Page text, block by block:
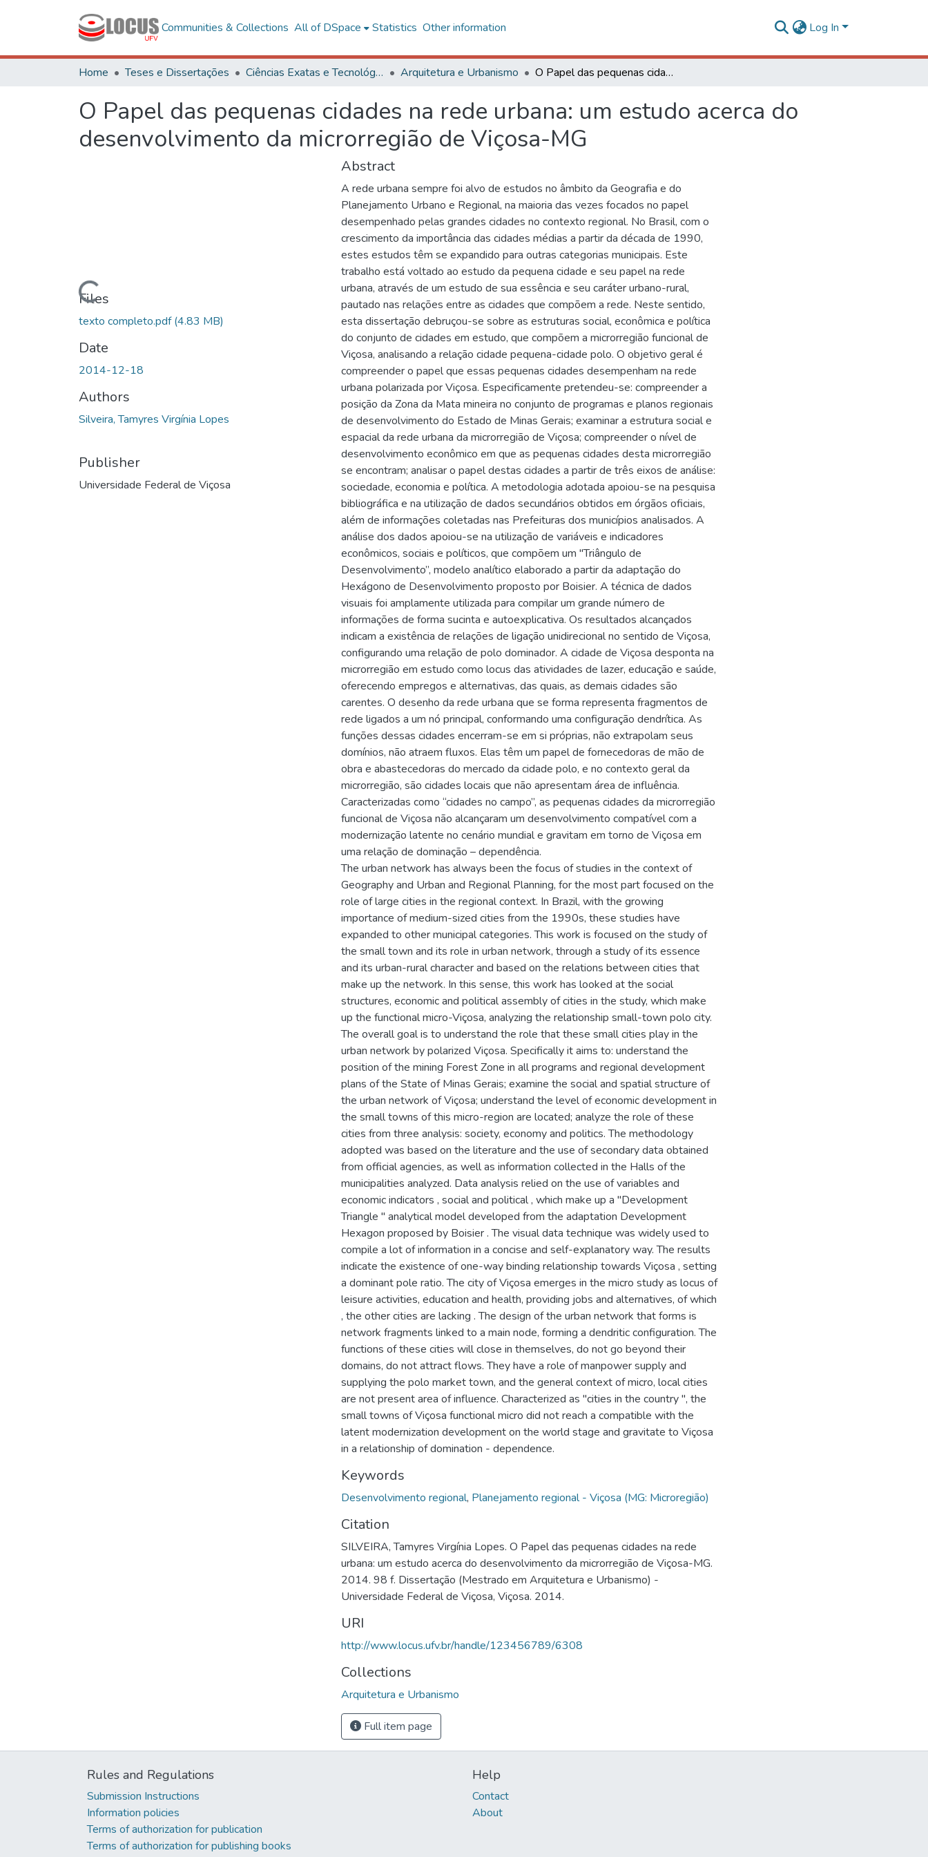
Communities & Collections All of DSpace Statistics Other information Log In
Home Teses e Dissertações Ciências Exatas e Tecnológicas Arquitetura e Urbanismo O Papel das pequenas cidades na rede urbana: um estudo acerca do desenvolvimento da microrregião de Viçosa-MG
O Papel das pequenas cidades na rede urbana: um estudo acerca do
desenvolvimento da microrregião de Viçosa-MG
Loading...
Files
texto completo.pdf(4.83 MB)
Date
2014-12-18
Authors
Silveira, Tamyres Virgínia Lopes
Publisher
Universidade Federal de Viçosa
Abstract
A rede urbana sempre foi alvo de estudos no âmbito da Geografia e do
Planejamento Urbano e Regional, na maioria das vezes focados no papel
desempenhado pelas grandes cidades no contexto regional. No Brasil, com o
crescimento da importância das cidades médias a partir da década de 1990,
estes estudos têm se expandido para outras categorias municipais. Este
trabalho está voltado ao estudo da pequena cidade e seu papel na rede
urbana, através de um estudo de sua essência e seu caráter urbano-rural,
pautado nas relações entre as cidades que compõem a rede. Neste sentido,
esta dissertação debruçou-se sobre as estruturas social, econômica e política
do conjunto de cidades em estudo, que compõem a microrregião funcional de
Viçosa, analisando a relação cidade pequena-cidade polo. O objetivo geral é
compreender o papel que essas pequenas cidades desempenham na rede
urbana polarizada por Viçosa. Especificamente pretendeu-se: compreender a
posição da Zona da Mata mineira no conjunto de programas e planos regionais
de desenvolvimento do Estado de Minas Gerais; examinar a estrutura social e
espacial da rede urbana da microrregião de Viçosa; compreender o nível de
desenvolvimento econômico em que as pequenas cidades desta microrregião
se encontram; analisar o papel destas cidades a partir de três eixos de análise:
sociedade, economia e política. A metodologia adotada apoiou-se na pesquisa
bibliográfica e na utilização de dados secundários obtidos em órgãos oficiais,
além de informações coletadas nas Prefeituras dos municípios analisados. A
análise dos dados apoiou-se na utilização de variáveis e indicadores
econômicos, sociais e políticos, que compõem um "Triângulo de
Desenvolvimento”, modelo analítico elaborado a partir da adaptação do
Hexágono de Desenvolvimento proposto por Boisier. A técnica de dados
visuais foi amplamente utilizada para compilar um grande número de
informações de forma sucinta e autoexplicativa. Os resultados alcançados
indicam a existência de relações de ligação unidirecional no sentido de Viçosa,
configurando uma relação de polo dominador. A cidade de Viçosa desponta na
microrregião em estudo como locus das atividades de lazer, educação e saúde,
oferecendo empregos e alternativas, das quais, as demais cidades são
carentes. O desenho da rede urbana que se forma representa fragmentos de
rede ligados a um nó principal, conformando uma configuração dendrítica. As
funções dessas cidades encerram-se em si próprias, não extrapolam seus
domínios, não atraem fluxos. Elas têm um papel de fornecedoras de mão de
obra e abastecedoras do mercado da cidade polo, e no contexto geral da
microrregião, são cidades locais que não apresentam área de influência.
Caracterizadas como “cidades no campo”, as pequenas cidades da microrregião
funcional de Viçosa não alcançaram um desenvolvimento compatível com a
modernização latente no cenário mundial e gravitam em torno de Viçosa em
uma relação de dominação – dependência.
The urban network has always been the focus of studies in the context of
Geography and Urban and Regional Planning, for the most part focused on the
role of large cities in the regional context. In Brazil, with the growing
importance of medium-sized cities from the 1990s, these studies have
expanded to other municipal categories. This work is focused on the study of
the small town and its role in urban network, through a study of its essence
and its urban-rural character and based on the relations between cities that
make up the network. In this sense, this work has looked at the social
structures, economic and political assembly of cities in the study, which make
up the functional micro-Viçosa, analyzing the relationship small-town polo city.
The overall goal is to understand the role that these small cities play in the
urban network by polarized Viçosa. Specifically it aims to: understand the
position of the mining Forest Zone in all programs and regional development
plans of the State of Minas Gerais; examine the social and spatial structure of
the urban network of Viçosa; understand the level of economic development in
the small towns of this micro-region are located; analyze the role of these
cities from three analysis: society, economy and politics. The methodology
adopted was based on the literature and the use of secondary data obtained
from official agencies, as well as information collected in the Halls of the
municipalities analyzed. Data analysis relied on the use of variables and
economic indicators , social and political , which make up a "Development
Triangle " analytical model developed from the adaptation Development
Hexagon proposed by Boisier . The visual data technique was widely used to
compile a lot of information in a concise and self-explanatory way. The results
indicate the existence of one-way binding relationship towards Viçosa , setting
a dominant pole ratio. The city of Viçosa emerges in the micro study as locus of
leisure activities, education and health, providing jobs and alternatives, of which
, the other cities are lacking . The design of the urban network that forms is
network fragments linked to a main node, forming a dendritic configuration. The
functions of these cities will close in themselves, do not go beyond their
domains, do not attract flows. They have a role of manpower supply and
supplying the polo market town, and the general context of micro, local cities
are not present area of influence. Characterized as "cities in the country ", the
small towns of Viçosa functional micro did not reach a compatible with the
latent modernization development on the world stage and gravitate to Viçosa
in a relationship of domination - dependence.
Keywords
Desenvolvimento regional, Planejamento regional - Viçosa (MG: Microregião)
Citation
SILVEIRA, Tamyres Virgínia Lopes. O Papel das pequenas cidades na rede
urbana: um estudo acerca do desenvolvimento da microrregião de Viçosa-MG.
2014. 98 f. Dissertação (Mestrado em Arquitetura e Urbanismo) -
Universidade Federal de Viçosa, Viçosa. 2014.
URI
http://www.locus.ufv.br/handle/123456789/6308
Collections
Arquitetura e Urbanismo
Full item page
Rules and Regulations
Submission Instructions
Information policies
Terms of authorization for publication
Terms of authorization for publishing books
Help
Contact
About